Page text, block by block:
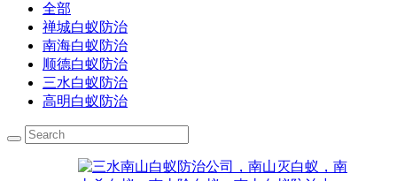
全部
禅城白蚁防治
南海白蚁防治
顺德白蚁防治
三水白蚁防治
高明白蚁防治